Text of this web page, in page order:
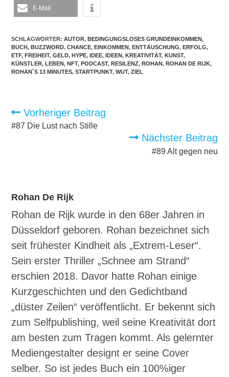
E-Mail
SCHLAGWÖRTER:AUTOR, BEDINGUNGSLOSES GRUNDEINKOMMEN,
BUCH, BUZZWORD, CHANCE, EINKOMMEN, ENTTÄUSCHUNG, ERFOLG,
ETF, FREIHEIT, GELD, HYPE, IDEE, IDEEN, KREATIVITÄT, KUNST,
KÜNSTLER, LEBEN, NFT, PODCAST, RESILENZ, ROHAN, ROHAN DE RIJK,
ROHAN´S 13 MINUTES, STARTPUNKT, WUT, ZIEL
Weitere
Artikel
ansehen
Vorheriger Beitrag
#87 Die Lust nach Stille
Nächster Beitrag
#89 Alt gegen neu
Rohan De Rijk
Rohan de Rijk wurde in den 68er Jahren in
Düsseldorf geboren. Rohan bezeichnet sich
seit frühester Kindheit als „Extrem-Leser“.
Sein erster Thriller „Schnee am Strand“
erschien 2018. Davor hatte Rohan einige
Kurzgeschichten und den Gedichtband
„düster Zeilen“ veröffentlicht. Er bekennt sich
zum Selfpublishing, weil seine Kreativität dort
am besten zum Tragen kommt. Als gelernter
Mediengestalter designt er seine Cover
selber. So ist jedes Buch ein 100%iger